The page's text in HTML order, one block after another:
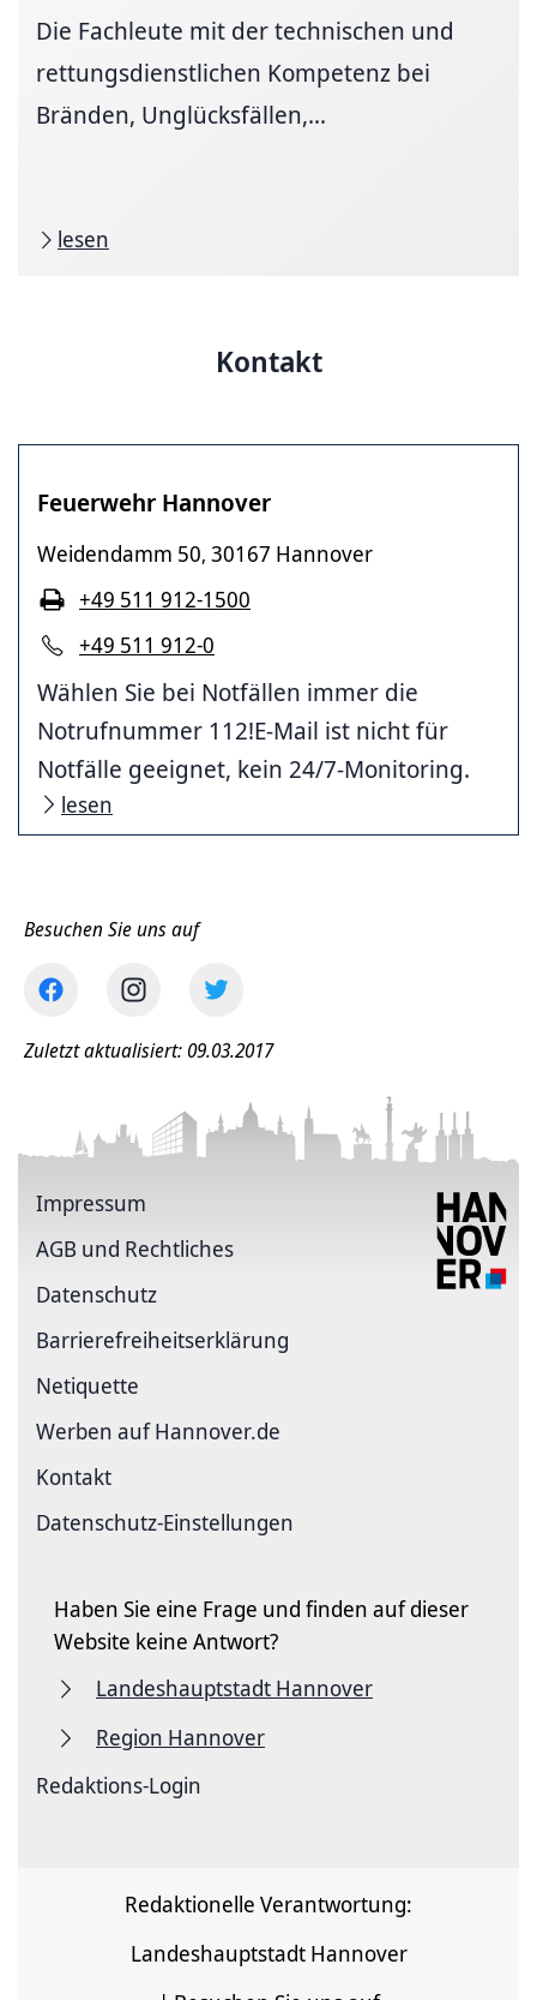
Die Fachleute mit der technischen und
rettungsdienstlichen Kompetenz bei
Bränden, Unglücksfällen,...
lesen
Kontakt
Feuerwehr Hannover
Weidendamm 50, 30167 Hannover
+49 511 912-0
+49 511 912-1500
Wählen Sie bei Notfällen immer die
Notrufnummer 112!E-Mail ist nicht für
Notfälle geeignet, kein 24/7-Monitoring.
lesen
Besuchen Sie uns auf
Zuletzt aktualisiert: 09.03.2017
Impressum
AGB und Rechtliches
Datenschutz
Barriere­freiheits­erklärung
Netiquette
Werben auf Hannover.de
Kontakt
Datenschutz-Einstellungen
Haben Sie eine Frage und finden auf dieser
Website keine Antwort?
Landeshauptstadt Hannover
Region Hannover
Redaktions-Login
Redaktionelle Verantwortung:
Landeshauptstadt Hannover